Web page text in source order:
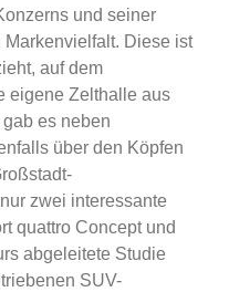
und seiner
Diese ist
auf dem
eigene Zelthalle aus
es neben
über den Köpfen
zwei interessante
quattro Concept und
abgeleitete Studie
SUV-